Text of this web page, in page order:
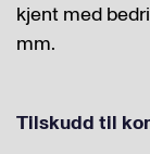
kjent med
mm.
Tilskudd til